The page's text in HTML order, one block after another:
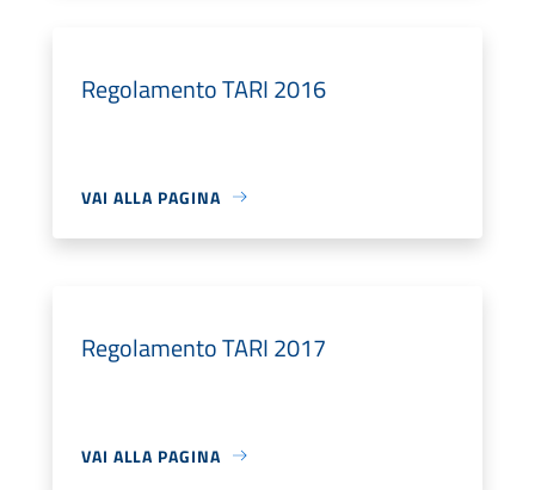
Regolamento TARI 2016
VAI ALLA PAGINA
Regolamento TARI 2017
VAI ALLA PAGINA